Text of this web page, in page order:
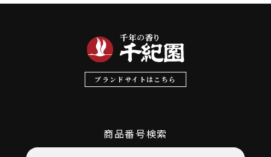
ブランドサイトはこちら
商品番号検索